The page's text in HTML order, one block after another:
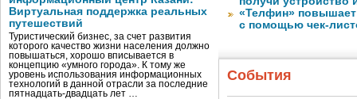
Виртуальная поддержка реальных
путешествий
Туристический бизнес, за счет развития
которого качество жизни населения должно
повышаться, хорошо вписывается в
концепцию «умного города». К тому же
уровень использования информационных
технологий в данной отрасли за последние
пятнадцать-двадцать лет …
«Телфин» повышает
с помощью чек-
События